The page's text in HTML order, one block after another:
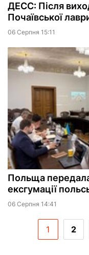
ДЕСС: Після
Почаївської
06 Серпня 15:11
Польща передала
ексгумації
06 Серпня 14:41
1 2